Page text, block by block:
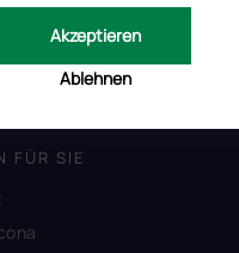
Ablehnen
Akzeptieren
FÜR SIE